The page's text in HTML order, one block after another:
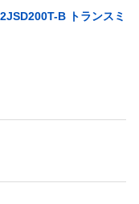
B トランスミ